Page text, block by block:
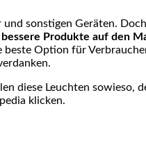
sonstigen Geräten.
bessere Produkte auf den
beste Option für
diese Leuchten sowieso,
klicken.